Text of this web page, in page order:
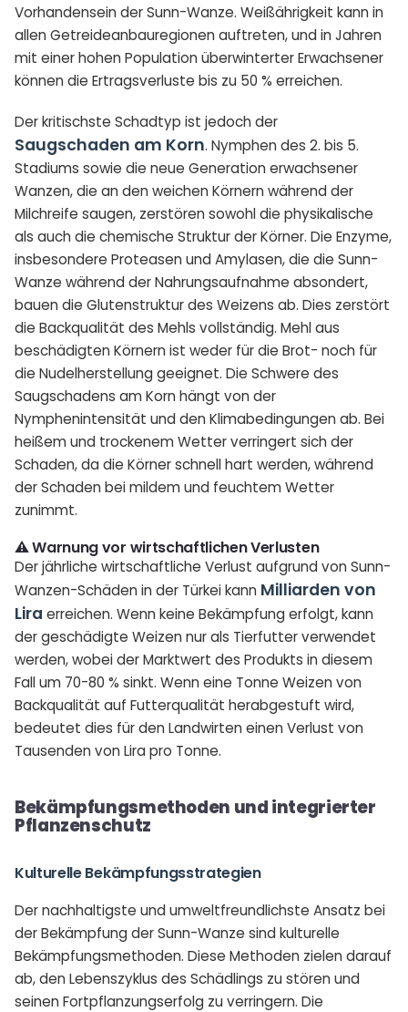
Vorhandensein der Sunn-Wanze. Weißährigkeit kann in
allen Getreideanbauregionen auftreten, und in Jahren
mit einer hohen Population überwinterter Erwachsener
können die Ertragsverluste bis zu 50 % erreichen.
Der kritischste Schadtyp ist jedoch der
Saugschaden am Korn. Nymphen des 2. bis 5.
Stadiums sowie die neue Generation erwachsener
Wanzen, die an den weichen Körnern während der
Milchreife saugen, zerstören sowohl die physikalische
als auch die chemische Struktur der Körner. Die Enzyme,
insbesondere Proteasen und Amylasen, die die Sunn-
Wanze während der Nahrungsaufnahme absondert,
bauen die Glutenstruktur des Weizens ab. Dies zerstört
die Backqualität des Mehls vollständig. Mehl aus
beschädigten Körnern ist weder für die Brot- noch für
die Nudelherstellung geeignet. Die Schwere des
Saugschadens am Korn hängt von der
Nymphenintensität und den Klimabedingungen ab. Bei
heißem und trockenem Wetter verringert sich der
Schaden, da die Körner schnell hart werden, während
der Schaden bei mildem und feuchtem Wetter
zunimmt.
⚠️ Warnung vor wirtschaftlichen Verlusten
Der jährliche wirtschaftliche Verlust aufgrund von Sunn-
Wanzen-Schäden in der Türkei kann Milliarden von
Lira erreichen. Wenn keine Bekämpfung erfolgt, kann
der geschädigte Weizen nur als Tierfutter verwendet
werden, wobei der Marktwert des Produkts in diesem
Fall um 70-80 % sinkt. Wenn eine Tonne Weizen von
Backqualität auf Futterqualität herabgestuft wird,
bedeutet dies für den Landwirten einen Verlust von
Tausenden von Lira pro Tonne.
Bekämpfungsmethoden und integrierter
Pflanzenschutz
Kulturelle Bekämpfungsstrategien
Der nachhaltigste und umweltfreundlichste Ansatz bei
der Bekämpfung der Sunn-Wanze sind kulturelle
Bekämpfungsmethoden. Diese Methoden zielen darauf
ab, den Lebenszyklus des Schädlings zu stören und
seinen Fortpflanzungserfolg zu verringern. Die